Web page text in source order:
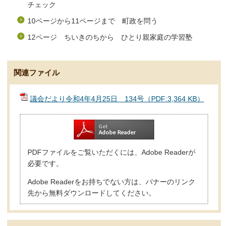
チェック
10ページから11ページまで 町政を問う
12ページ ちいきのちから ひとり親家庭の学習塾
関連ファイル
議会だより令和4年4月25日 134号（PDF:3,364 KB）
PDFファイルをご覧いただくには、Adobe Readerが
必要です。
Adobe Readerをお持ちでない方は、バナーのリンク
先から無料ダウンロードしてください。